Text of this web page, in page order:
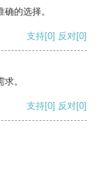
的选择。
支持[0] 反对[0]
。
支持[0] 反对[0]